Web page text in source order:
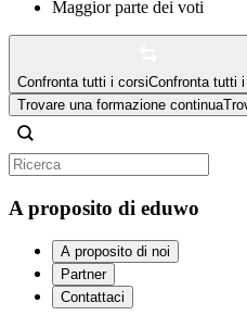
Maggior parte dei voti
Confronta tutti i corsiConfronta tutti
Trovare una formazione continua
A proposito di eduwo
A proposito di noi
Partner
Contattaci